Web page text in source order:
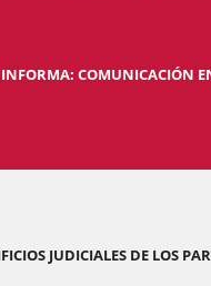
INFORMA: COMUNICACIÓN
JUDICIALES DE LOS